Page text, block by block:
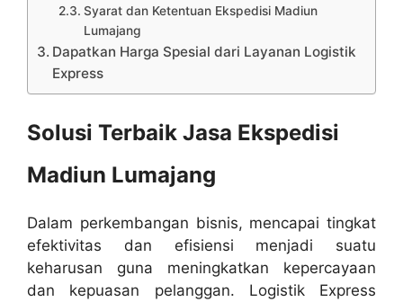
Syarat dan Ketentuan Ekspedisi Madiun
Lumajang
Dapatkan Harga Spesial dari Layanan Logistik
Express
Solusi Terbaik Jasa Ekspedisi
Madiun Lumajang
Dalam perkembangan bisnis, mencapai tingkat
efektivitas dan efisiensi menjadi suatu
keharusan guna meningkatkan kepercayaan
dan kepuasan pelanggan. Logistik Express